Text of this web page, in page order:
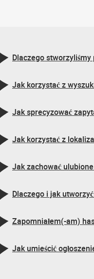
Dlaczego
Jak korzystać z
Jak sprecyzować
Jak korzystać z
Jak zachować
Dlaczego i jak
Zapomniałem(-am)
Jak umieścić